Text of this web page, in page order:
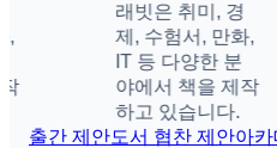
래빗은 취미, 경
제, 수험서, 만화,
IT 등 다양한 분
야에서 책을 제작
하고 있습니다.
출간 제안도서 협찬 제안아